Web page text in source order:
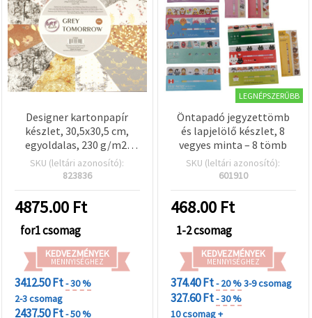
Designer kartonpapír
készlet, 30,5x30,5 cm,
egyoldalas, 230 g/m2,
scrapbooking papír, 12
féle minta (6
lap
SKU (leltári azonosító):
823836
4875.00 Ft
for1 csomag
KEDVEZMÉNYEK
MENNYISÉGHEZ
3412.50 Ft- 30 %
2-3 csomag
2437.50 Ft- 50 %
LEGNÉPSZERŰBB
Öntapadó jegyzettömb
és lapjelölő készlet, 8
vegyes minta – 8 tömb
SKU (leltári azonosító):
601910
468.00 Ft
1-2 csomag
KEDVEZMÉNYEK
MENNYISÉGHEZ
374.40 Ft- 20 %3-9 csomag
327.60 Ft- 30 %
10 csomag +